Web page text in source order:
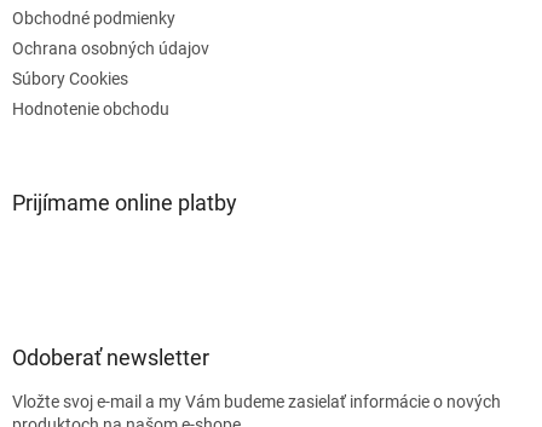
Obchodné podmienky
Ochrana osobných údajov
Súbory Cookies
Hodnotenie obchodu
Prijímame online platby
Odoberať newsletter
Vložte svoj e-mail a my Vám budeme zasielať informácie o nových